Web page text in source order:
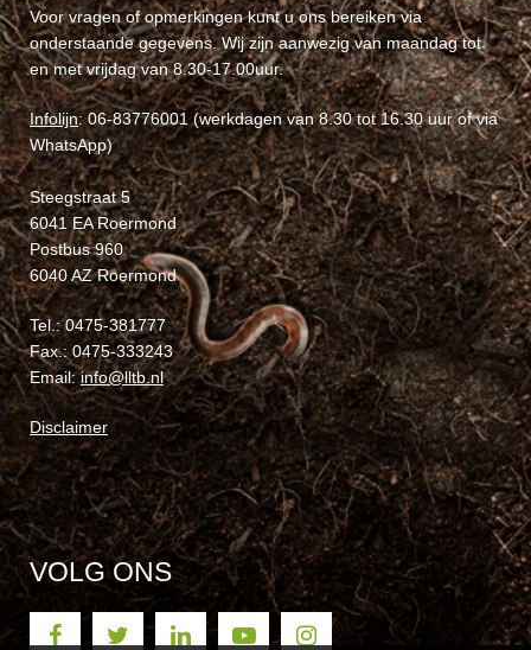
Voor vragen of opmerkingen kunt u ons bereiken via
onderstaande gegevens. Wij zijn aanwezig van maandag tot
en met vrijdag van 8.30-17.00uur.
Infolijn: 06-83776001 (werkdagen van 8.30 tot 16.30 uur of via
WhatsApp)
Steegstraat 5
6041 EA Roermond
Postbus 960
6040 AZ Roermond
Tel.: 0475-381777
Fax.: 0475-333243
Email:info@lltb.nl
Disclaimer
VOLG ONS